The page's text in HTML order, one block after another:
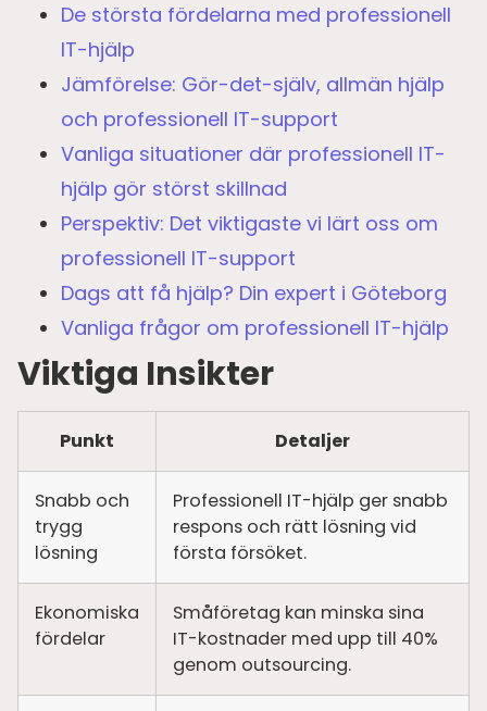
De största fördelarna med professionell
IT-hjälp
Jämförelse: Gör-det-själv, allmän hjälp
och professionell IT-support
Vanliga situationer där professionell IT-
hjälp gör störst skillnad
Perspektiv: Det viktigaste vi lärt oss om
professionell IT-support
Dags att få hjälp? Din expert i Göteborg
Vanliga frågor om professionell IT-hjälp
Viktiga Insikter
Punkt Detaljer
Snabb och
trygg
lösning
Professionell IT-hjälp ger snabb
respons och rätt lösning vid
första försöket.
Ekonomiska
fördelar
Småföretag kan minska sina
IT-kostnader med upp till 40%
genom outsourcing.